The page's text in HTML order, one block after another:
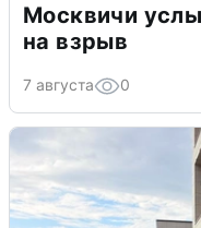
Москвичи
на взрыв
7 августа 0